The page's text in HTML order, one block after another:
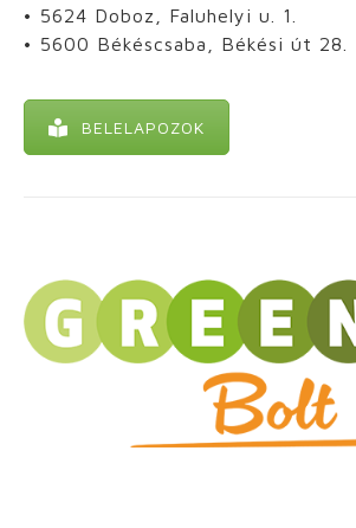
• 5624 Doboz, Faluhelyi u. 1.
• 5600 Békéscsaba, Békési út 28.
BELELAPOZOK